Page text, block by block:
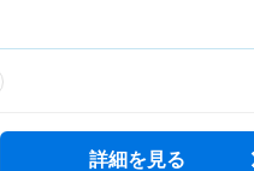
詳細を見る